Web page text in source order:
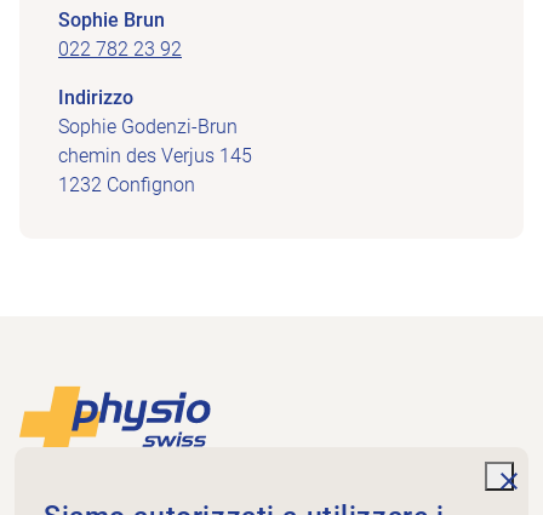
Sophie Brun
022 782 23 92
Indirizzo
Sophie Godenzi-Brun
chemin des Verjus 145
1232 Confignon
Piè di pagina
Physioswiss